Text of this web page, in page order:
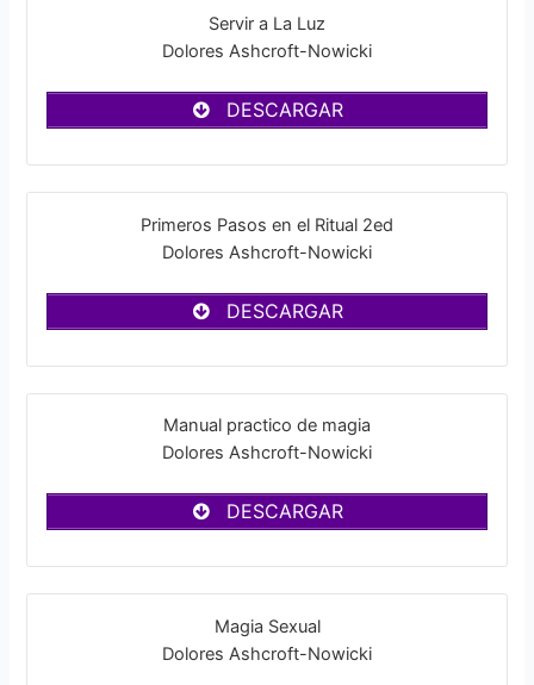
Servir a La Luz
Dolores Ashcroft-Nowicki
DESCARGAR
Primeros Pasos en el Ritual 2ed
Dolores Ashcroft-Nowicki
DESCARGAR
Manual practico de magia
Dolores Ashcroft-Nowicki
DESCARGAR
Magia Sexual
Dolores Ashcroft-Nowicki